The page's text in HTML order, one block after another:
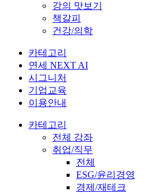
강의 맛보기
책갈피
건강/의학
카테고리
연세 NEXT AI
시그니처
기업교육
이용안내
카테고리
전체 강좌
취업/직무
전체
ESG/윤리경영
경제/재테크